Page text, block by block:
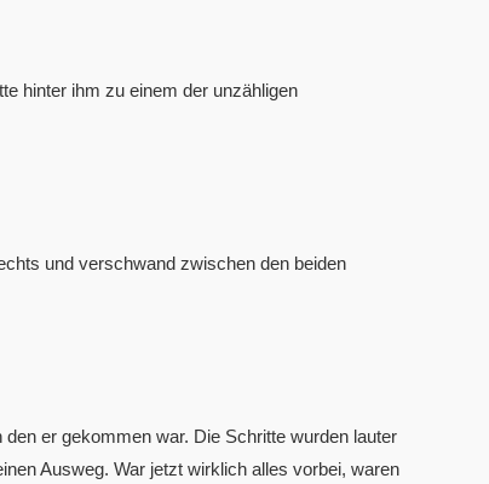
hinter ihm zu einem der unzähligen
und verschwand zwischen den beiden
er gekommen war. Die Schritte wurden lauter
Ausweg. War jetzt wirklich alles vorbei, waren